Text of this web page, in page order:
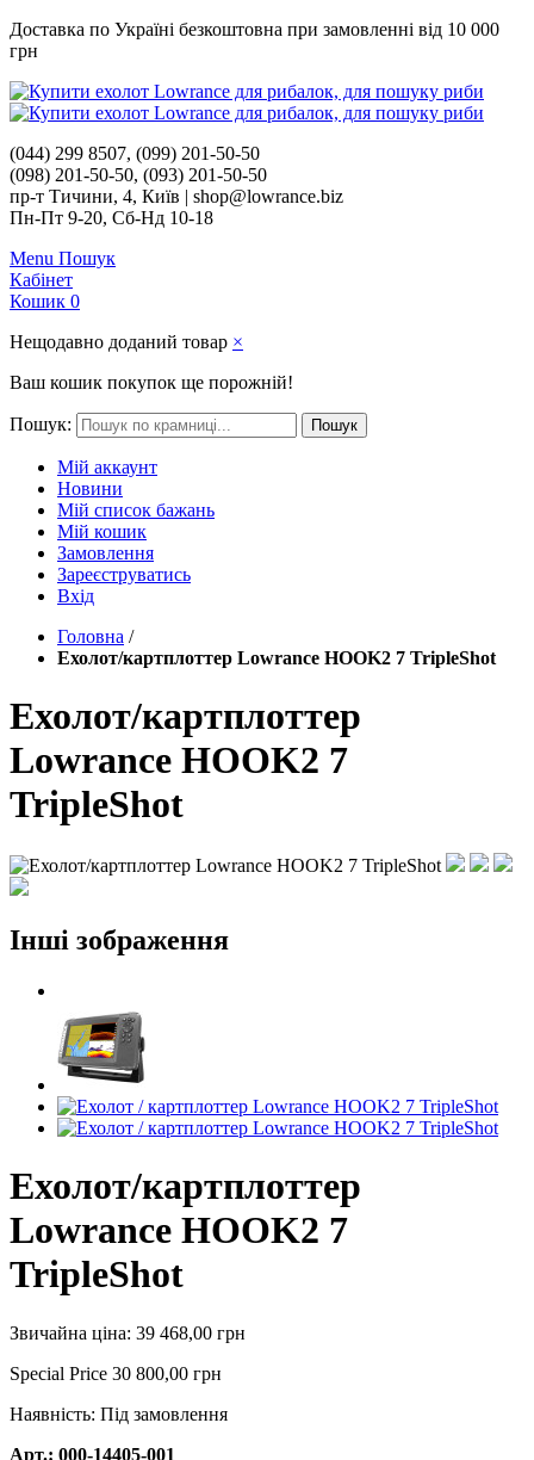
Доставка по Україні безкоштовна при замовленні від 10 000
грн
(044) 299 8507, (099) 201-50-50
(098) 201-50-50, (093) 201-50-50
пр-т Тичини, 4, Київ | shop@lowrance.biz
Пн-Пт 9-20, Сб-Нд 10-18
Menu Пошук
Кабінет
Кошик 0
Нещодавно доданий товар ×
Ваш кошик покупок ще порожній!
Пошук: Пошук
Мій аккаунт
Новини
Мій список бажань
Мій кошик
Замовлення
Зареєструватись
Вхід
Головна /
Ехолот/картплоттер Lowrance HOOK2 7 TripleShot
Ехолот/картплоттер
Lowrance HOOK2 7
TripleShot
Інші зображення
Ехолот/картплоттер
Lowrance HOOK2 7
TripleShot
Звичайна ціна: 39 468,00 грн
Special Price 30 800,00 грн
Наявність: Під замовлення
Арт.: 000-14405-001